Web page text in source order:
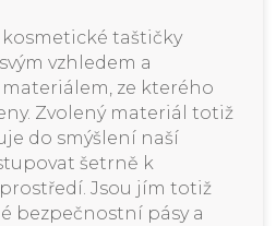
kosmetické taštičky
vzhledem a
ze kterého
Zvolený materiál totiž
do smýšlení naší
šetrně k
Jsou jím totiž
bezpečnostní pásy a